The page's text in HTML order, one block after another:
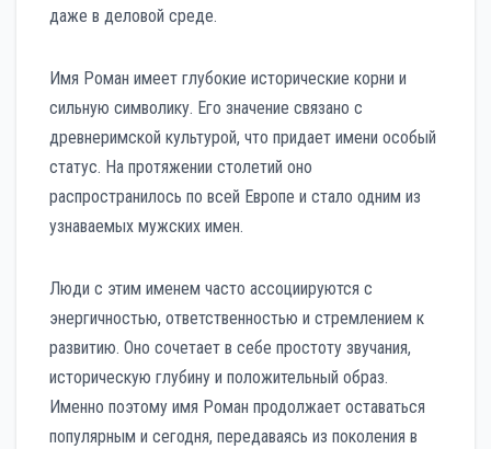
даже в деловой среде.
Имя Роман имеет глубокие исторические корни и
сильную символику. Его значение связано с
древнеримской культурой, что придает имени особый
статус. На протяжении столетий оно
распространилось по всей Европе и стало одним из
узнаваемых мужских имен.
Люди с этим именем часто ассоциируются с
энергичностью, ответственностью и стремлением к
развитию. Оно сочетает в себе простоту звучания,
историческую глубину и положительный образ.
Именно поэтому имя Роман продолжает оставаться
популярным и сегодня, передаваясь из поколения в